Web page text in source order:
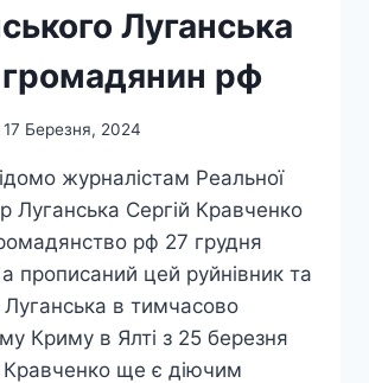
Луганська
рф
17 Березня, 2024
журналістам Реальної
Луганська Сергій Кравченко
рф 27 грудня
прописаний цей руйнівник та
в тимчасово
Криму в Ялті з 25 березня
Кравченко ще є діючим